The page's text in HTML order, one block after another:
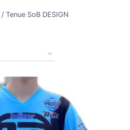
/ Tenue SoB DESIGN